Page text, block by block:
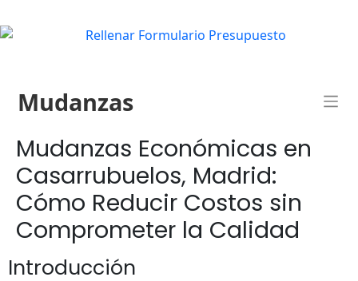
Mudanzas
Mudanzas Económicas en
Casarrubuelos, Madrid:
Cómo Reducir Costos sin
Comprometer la Calidad
Introducción